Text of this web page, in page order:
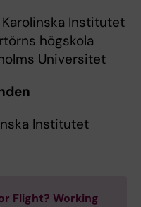
Institutet
högskola
Universitet
Institutet
Flight? Working